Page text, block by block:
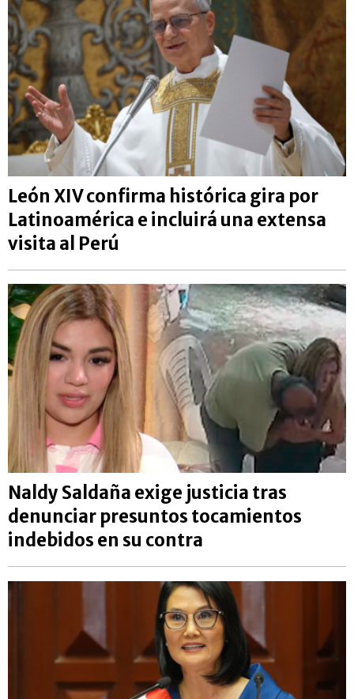
León XIV confirma histórica gira por
Latinoamérica e incluirá una extensa
visita al Perú
Naldy Saldaña exige justicia tras
denunciar presuntos tocamientos
indebidos en su contra